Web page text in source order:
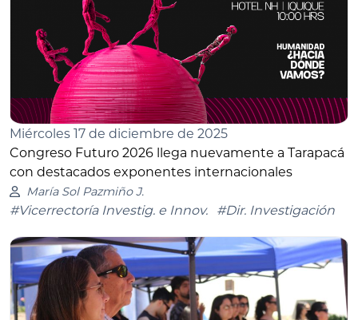
Miércoles 17 de diciembre de 2025
Congreso Futuro 2026 llega nuevamente a Tarapacá
con destacados exponentes internacionales
María Sol Pazmiño J.
#Vicerrectoría Investig. e Innov. #Dir. Investigación